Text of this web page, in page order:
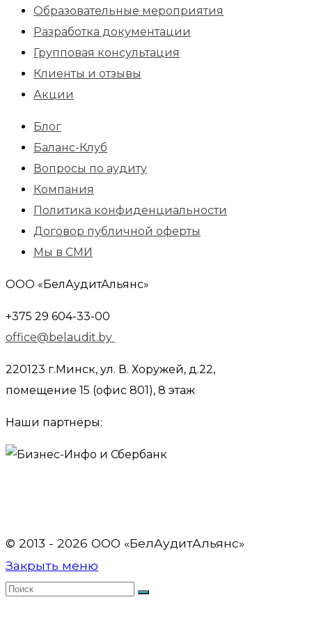
Образовательные мероприятия
Разработка документации
Групповая консультация
Клиенты и отзывы
Акции
Блог
Баланс-Клуб
Вопросы по аудиту
Компания
Политика конфиденциальности
Договор публичной оферты
Мы в СМИ
ООО «БелАудитАльянс»
+375 29 604-33-00
office@belaudit.by
220123 г.Минск, ул. В. Хоружей, д.22,
помещение 15 (офис 801), 8 этаж
Наши партнёры:
© 2013 - 2026 OOO «БелАудитАльянс»
Закрыть меню